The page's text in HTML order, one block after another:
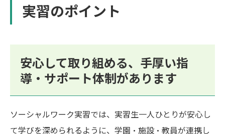
実習のポイント
安心して取り組める、手厚い指
導・サポート体制があります
ソーシャルワーク実習では、実習生一人ひとりが安心し
て学びを深められるように、学園・施設・教員が連携し